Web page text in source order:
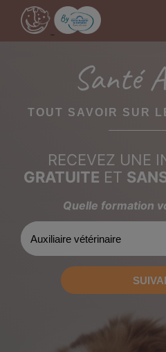
Santé
TOUT SAVOIR SUR
RECEVEZ UNE
GRATUITE ET
Quelle formation